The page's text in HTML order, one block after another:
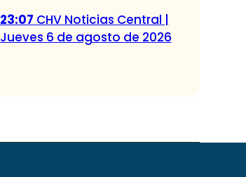
23:07 CHV Noticias Central |
Jueves 6 de agosto de 2026